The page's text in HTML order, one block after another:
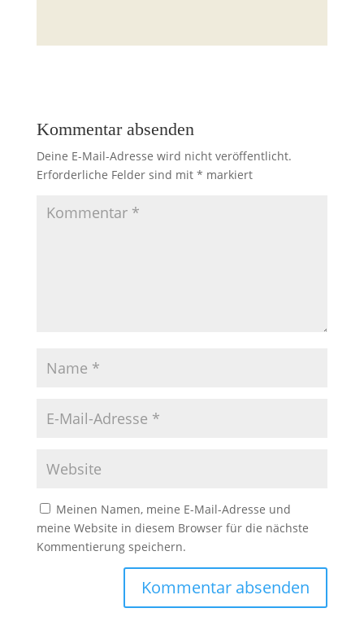
Kommentar absenden
Deine E-Mail-Adresse wird nicht veröffentlicht.
Erforderliche Felder sind mit * markiert
Meinen Namen, meine E-Mail-Adresse und
meine Website in diesem Browser für die nächste
Kommentierung speichern.